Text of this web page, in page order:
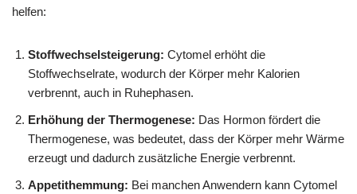
helfen:
Stoffwechselsteigerung: Cytomel erhöht die
Stoffwechselrate, wodurch der Körper mehr Kalorien
verbrennt, auch in Ruhephasen.
Erhöhung der Thermogenese: Das Hormon fördert die
Thermogenese, was bedeutet, dass der Körper mehr Wärme
erzeugt und dadurch zusätzliche Energie verbrennt.
Appetithemmung: Bei manchen Anwendern kann Cytomel